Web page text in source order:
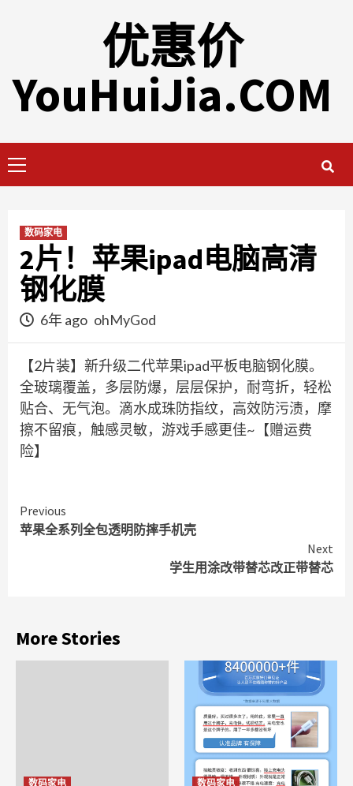
优惠价
YouHuiJia.COM
Menu
数码家电
2片！苹果ipad电脑高清
钢化膜
6年 ago ohMyGod
【2片装】新升级二代苹果ipad平板电脑钢化膜。
全玻璃覆盖，多层防爆，层层保护，耐弯折，轻松
贴合、无气泡。滴水成珠防指纹，高效防污渍，摩
擦不留痕，触感灵敏，游戏手感更佳~【赠运费
险】
Continue
Reading
Previous
苹果全系列全包透明防摔手机壳
Next
学生用涂改带替芯改正带替芯
More Stories
数码家电 数码家电